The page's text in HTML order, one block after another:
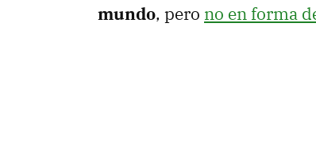
mundo, pero no en forma